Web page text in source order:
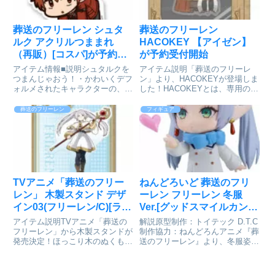
葬送のフリーレン シュタ
ルク アクリルつままれ
（再販）[コスパ]が予約受
付中
アイテム情報■説明シュタルクを
つまんじゃおう！・かわいくデフ
ォルメされたキャラクターの、
が楽しい、アクリル製つまま
れ。・指で持つ事で、お気に入り
のキャラクターがあなたにつまま
れているように見えるユニークな
葬送のフリーレン
HACOKEY 【アイゼン】
が予約受付開始
アイテム説明「葬送のフリーレ
ン」より、HACOKEYが登場しま
した！HACOKEYとは、専用の箱
で、キーホルダーとして身に着け
るだけでなく、箱のままお部屋に
飾って楽しめる商品です。箱には
窓があるので中身が見やすく...
葬送のフリーレン
TVアニメ「葬送のフリー
レン」 木製スタンド デザ
イン03(フリーレン/C)[ライ
センスエージェント]が予
約受付開始
アイテム説明TVアニメ「葬送の
フリーレン」から木製スタンドが
発売決定！ほっこり木のぬくもり
フィギュア
ねんどろいど 葬送のフリ
ーレン フリーレン 冬服
Ver.[グッドスマイルカンパ
ニー]が予約受付開始
解説原型制作：トイテック D.T.C
制作協力：ねんどろんアニメ『葬
送のフリーレン』より、冬服姿の